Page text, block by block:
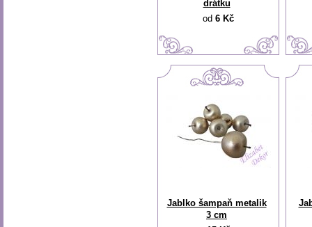
drátku
od 6 Kč
Jablko šampaň metalik
3 cm